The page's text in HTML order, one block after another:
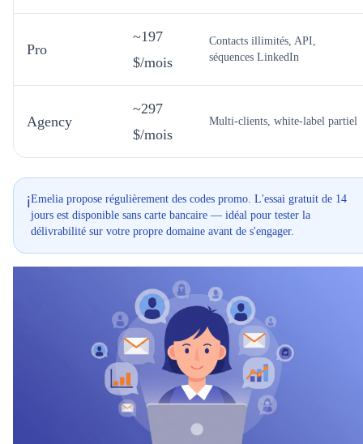
Pro
~197
$/mois
Contacts illimités, API,
séquences LinkedIn
Agency
~297
$/mois
Multi-clients, white-label partiel
ℹ️Emelia propose régulièrement des codes promo. L'essai gratuit de 14
jours est disponible sans carte bancaire — idéal pour tester la
délivrabilité sur votre propre domaine avant de s'engager.